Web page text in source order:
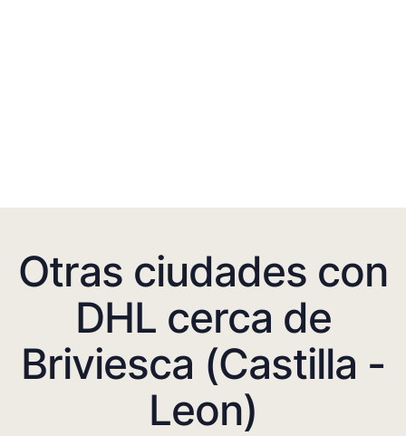
Otras ciudades con
DHL cerca de
Briviesca (Castilla -
Leon)